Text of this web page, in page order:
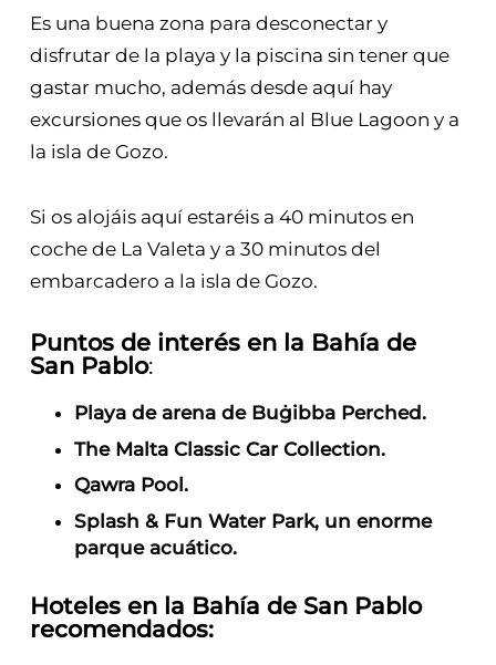
Es una buena zona para desconectar y
disfrutar de la playa y la piscina sin tener que
gastar mucho, además desde aquí hay
excursiones que os llevarán al Blue Lagoon y a
la isla de Gozo.
Si os alojáis aquí estaréis a 40 minutos en
coche de La Valeta y a 30 minutos del
embarcadero a la isla de Gozo.
Puntos de interés en la Bahía de
San Pablo:
Playa de arena de Buġibba Perched.
The Malta Classic Car Collection.
Qawra Pool.
Splash & Fun Water Park, un enorme
parque acuático.
Hoteles en la Bahía de San Pablo
recomendados: